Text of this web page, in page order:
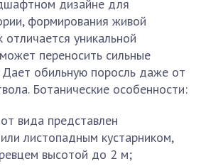
дизайне для
формирования живой
отличается уникальной
переносить сильные
Дает обильную поросль даже от
Ботанические особенности:
вида представлен
листопадным кустарником,
высотой до 2 м;